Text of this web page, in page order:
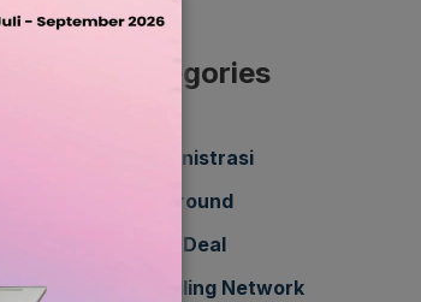
Categories
Administrasi
All Around
Best Deal
Bundling Network